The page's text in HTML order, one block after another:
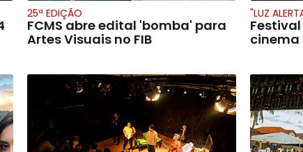
25ª EDIÇÃO
FCMS abre edital 'bomba' para
Artes Visuais no FIB
"LUZ
cinema